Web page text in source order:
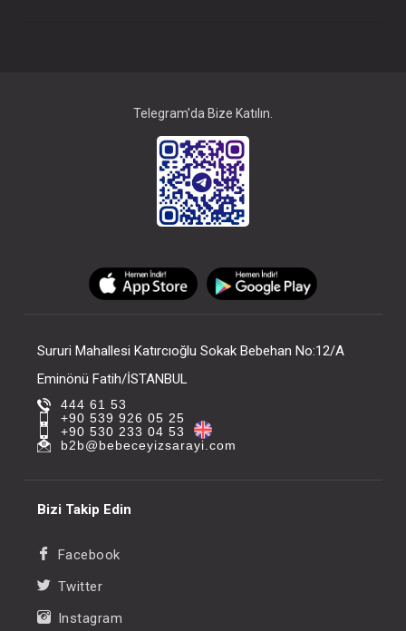
Telegram'da Bize Katılın.
Sururi Mahallesi Katırcıoğlu Sokak Bebehan No:12/A
Eminönü Fatih/İSTANBUL
444 61 53
+90 539 926 05 25
+90 530 233 04 53
b2b@bebeceyizsarayi.com
Bizi Takip Edin
Facebook
Twitter
Instagram